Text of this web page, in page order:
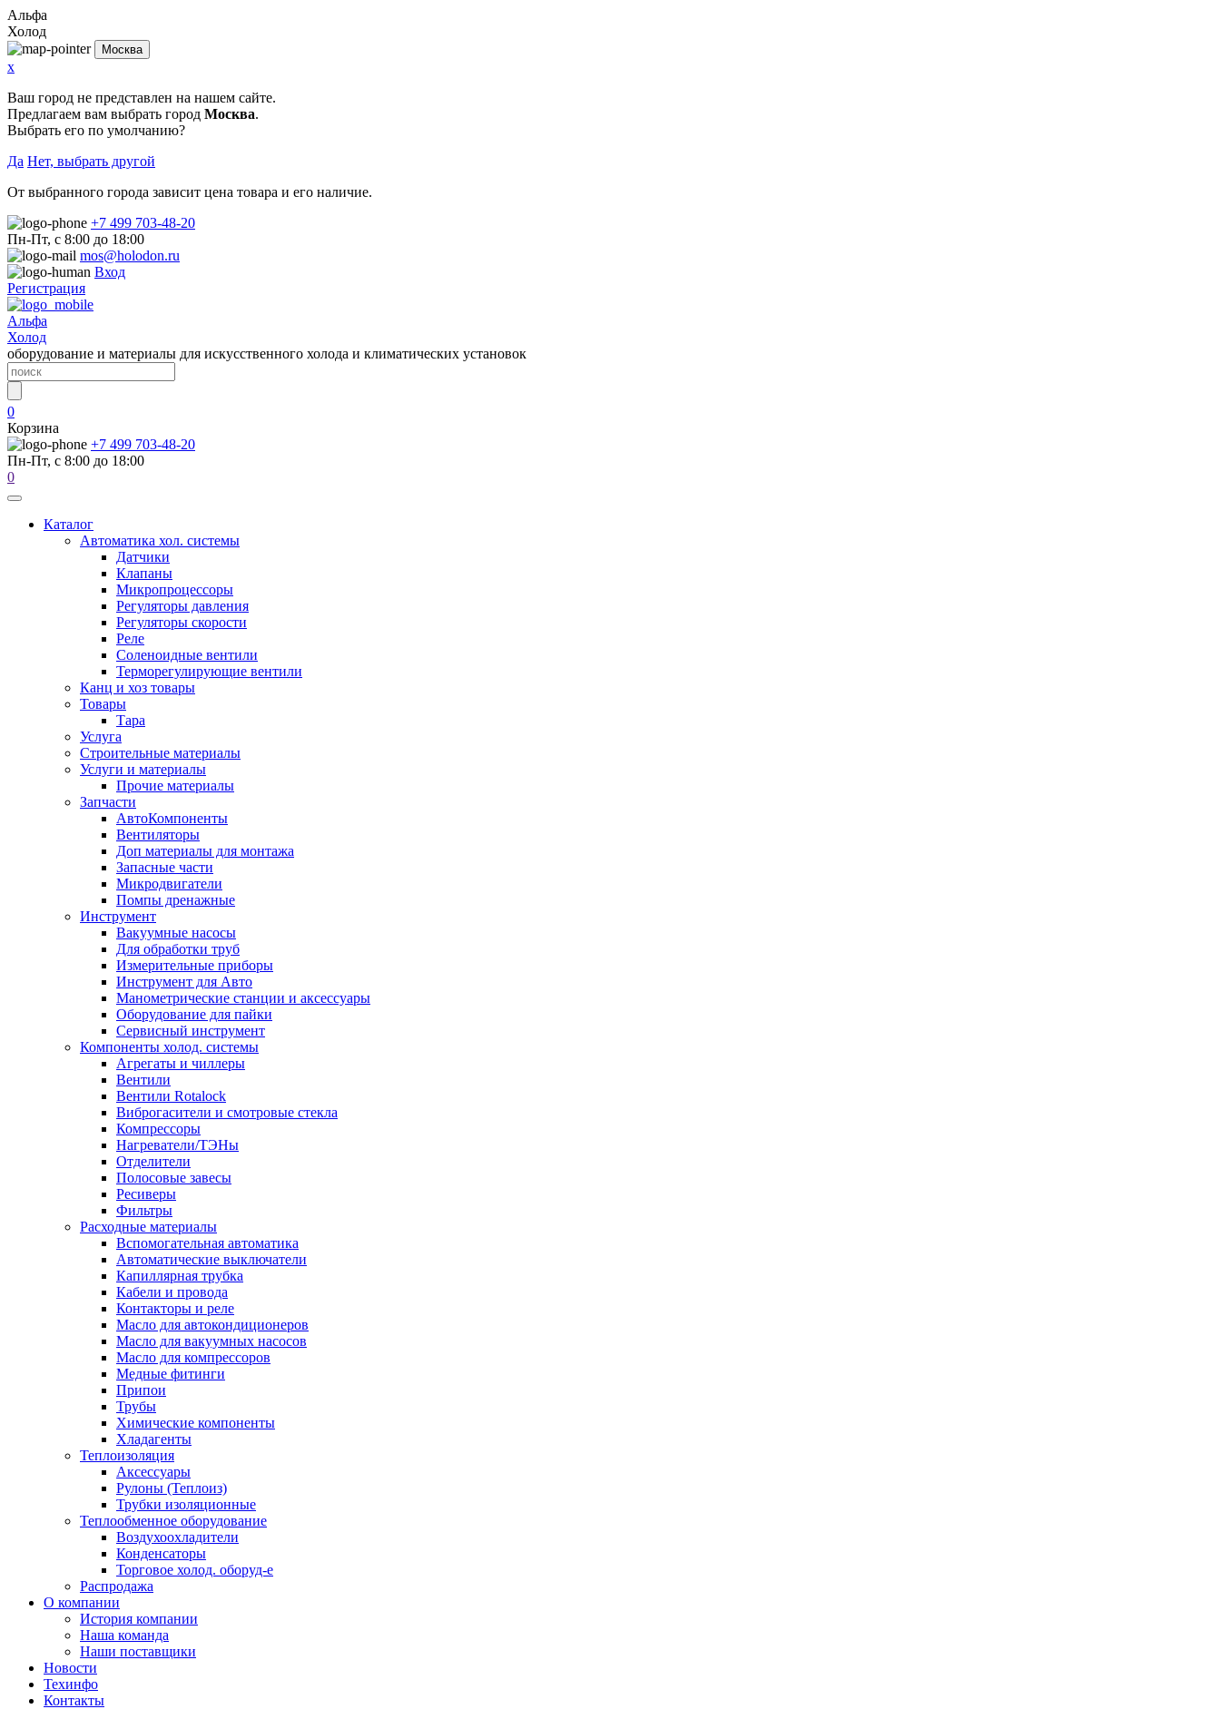
Альфа
Холод
Москва
x
Ваш город не представлен на нашем сайте.
Предлагаем вам выбрать город Москва.
Выбрать его по умолчанию?
Да Нет, выбрать другой
От выбранного города зависит цена товара и его наличие.
+7 499 703-48-20
Пн-Пт, с 8:00 до 18:00
mos@holodon.ru
Вход
Регистрация
Альфа
Холод
оборудование и материалы для искусственного холода и климатических установок
0
Корзина
+7 499 703-48-20
Пн-Пт, с 8:00 до 18:00
0
Каталог
Автоматика хол. системы
Датчики
Клапаны
Микропроцессоры
Регуляторы давления
Регуляторы скорости
Реле
Соленоидные вентили
Терморегулирующие вентили
Канц и хоз товары
Товары
Тара
Услуга
Строительные материалы
Услуги и материалы
Прочие материалы
Запчасти
АвтоКомпоненты
Вентиляторы
Доп материалы для монтажа
Запасные части
Микродвигатели
Помпы дренажные
Инструмент
Вакуумные насосы
Для обработки труб
Измерительные приборы
Инструмент для Авто
Манометрические станции и аксессуары
Оборудование для пайки
Сервисный инструмент
Компоненты холод. системы
Агрегаты и чиллеры
Вентили
Вентили Rotalock
Виброгасители и смотровые стекла
Компрессоры
Нагреватели/ТЭНы
Отделители
Полосовые завесы
Ресиверы
Фильтры
Расходные материалы
Вспомогательная автоматика
Автоматические выключатели
Капиллярная трубка
Кабели и провода
Контакторы и реле
Масло для автокондиционеров
Масло для вакуумных насосов
Масло для компрессоров
Медные фитинги
Припои
Трубы
Химические компоненты
Хладагенты
Теплоизоляция
Аксессуары
Рулоны (Теплоиз)
Трубки изоляционные
Теплообменное оборудование
Воздухоохладители
Конденсаторы
Торговое холод. оборуд-е
Распродажа
О компании
История компании
Наша команда
Наши поставщики
Новости
Техинфо
Контакты